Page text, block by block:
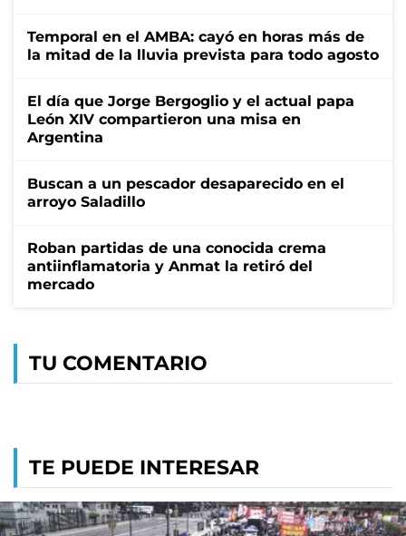
Temporal en el AMBA: cayó en horas más de
la mitad de la lluvia prevista para todo agosto
El día que Jorge Bergoglio y el actual papa
León XIV compartieron una misa en
Argentina
Buscan a un pescador desaparecido en el
arroyo Saladillo
Roban partidas de una conocida crema
antiinflamatoria y Anmat la retiró del
mercado
TU COMENTARIO
TE PUEDE INTERESAR